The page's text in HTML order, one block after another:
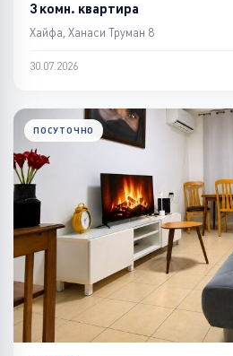
3 комн. квартира
Хайфа, Ханаси Труман 8
30.07.2026
ПОСУТОЧНО